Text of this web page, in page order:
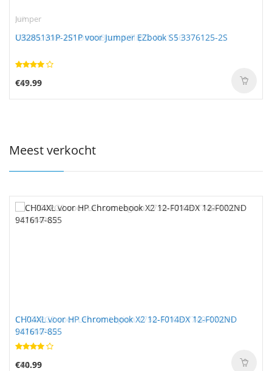
Jumper
U3285131P-2S1P voor Jumper EZbook S5 3376125-2S
€49.99
Meest verkocht
CH04XL voor HP Chromebook X2 12-F014DX 12-F002ND
941617-855
€40.99